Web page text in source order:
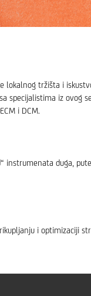
lokalnog tržišta i
specijalistima iz ovog
i DCM.
instrumenata duga,
i optimizaciji